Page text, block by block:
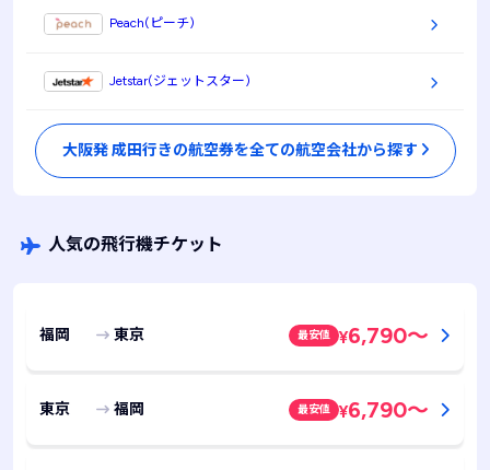
Peach(ピーチ)
Jetstar(ジェットスター)
大阪発 成田行きの航空券を全ての航空会社から探す
人気の飛行機チケット
福岡 東京 最安値 ¥6,790～
東京 福岡 最安値 ¥6,790～